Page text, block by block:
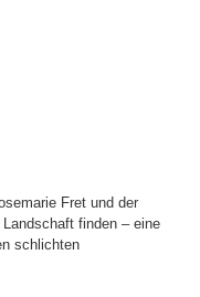
Fret und der
finden – eine
schlichten